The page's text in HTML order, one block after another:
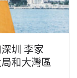
圳 李家
和大灣區